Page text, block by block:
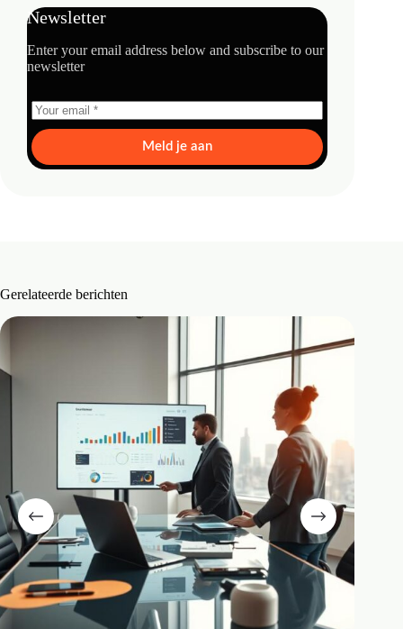
Newsletter
Enter your email address below and subscribe to our
newsletter
Meld je aan
Gerelateerde berichten